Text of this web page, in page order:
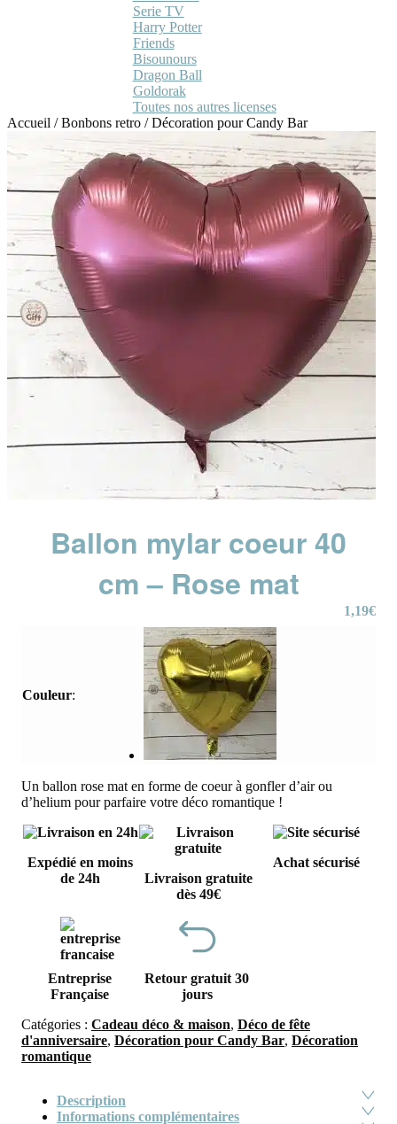
Serie TV
Harry Potter
Friends
Bisounours
Dragon Ball
Goldorak
Toutes nos autres licenses
Accueil /Bonbons retro /Décoration pour Candy Bar
Ballon mylar coeur 40
cm – Rose mat
1,19€
Un ballon rose mat en forme de coeur à gonfler d’air ou
d’helium pour parfaire votre déco romantique !
Couleur:
Expédié en moins
de 24h
Livraison gratuite
dès 49€
Achat sécurisé
Entreprise
Française
Retour gratuit 30
jours
Catégories : Cadeau déco & maison, Déco de fête
d'anniversaire, Décoration pour Candy Bar, Décoration
romantique
Description
Informations complémentaires